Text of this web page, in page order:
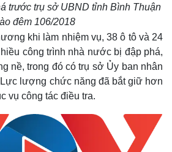
trước trụ sở UBND tỉnh Bình Thuận
đêm 106/2018
khi làm nhiệm vụ, 38 ô tô và 24
công trình nhà nước bị đập phá,
nề, trong đó có trụ sở Ủy ban nhân
lượng chức năng đã bắt giữ hơn
vụ công tác điều tra.